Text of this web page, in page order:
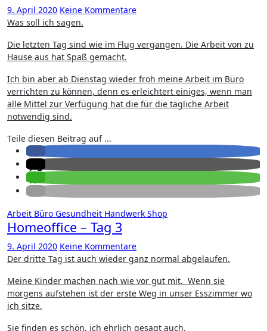
9. April 2020 Keine Kommentare
Was soll ich sagen.
Die letzten Tag sind wie im Flug vergangen. Die Arbeit von zu
Hause aus hat Spaß gemacht.
Ich bin aber ab Dienstag wieder froh meine Arbeit im Büro
verrichten zu können, denn es erleichtert einiges, wenn man
alle Mittel zur Verfügung hat die für die tägliche Arbeit
notwendig sind.
Teile diesen Beitrag auf ...
Arbeit Büro Gesundheit Handwerk Shop
Homeoffice – Tag 3
9. April 2020 Keine Kommentare
Der dritte Tag ist auch wieder ganz normal abgelaufen.
Meine Kinder machen nach wie vor gut mit. Wenn sie
morgens aufstehen ist der erste Weg in unser Esszimmer wo
ich sitze.
Sie finden es schön, ich ehrlich gesagt auch.